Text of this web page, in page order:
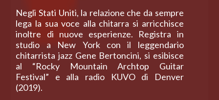
Negli Stati Uniti, la relazione che da sempre
lega la sua voce alla chitarra si arricchisce
inoltre di nuove esperienze. Registra in
studio a New York con il leggendario
chitarrista jazz Gene Bertoncini, si esibisce
al “Rocky Mountain Archtop Guitar
Festival” e alla radio KUVO di Denver
(2019).